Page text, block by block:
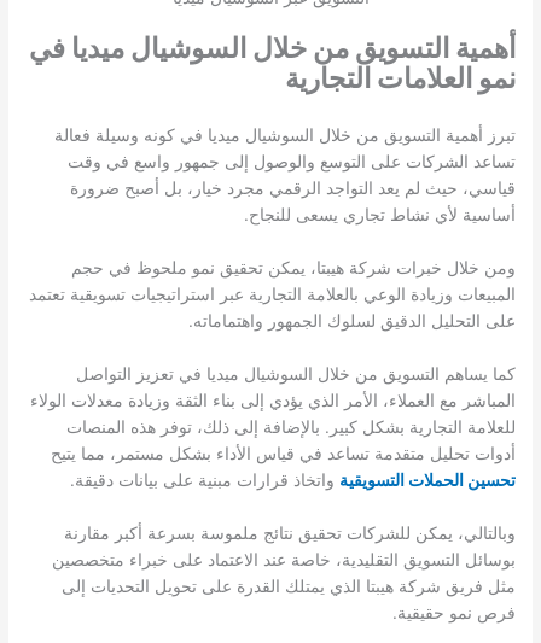
أهمية التسويق من خلال السوشيال ميديا في
نمو العلامات التجارية
تبرز أهمية التسويق من خلال السوشيال ميديا في كونه وسيلة فعالة
تساعد الشركات على التوسع والوصول إلى جمهور واسع في وقت
قياسي، حيث لم يعد التواجد الرقمي مجرد خيار، بل أصبح ضرورة
أساسية لأي نشاط تجاري يسعى للنجاح.
ومن خلال خبرات شركة هيبتا، يمكن تحقيق نمو ملحوظ في حجم
المبيعات وزيادة الوعي بالعلامة التجارية عبر استراتيجيات تسويقية تعتمد
على التحليل الدقيق لسلوك الجمهور واهتماماته.
كما يساهم التسويق من خلال السوشيال ميديا في تعزيز التواصل
المباشر مع العملاء، الأمر الذي يؤدي إلى بناء الثقة وزيادة معدلات الولاء
للعلامة التجارية بشكل كبير. بالإضافة إلى ذلك، توفر هذه المنصات
أدوات تحليل متقدمة تساعد في قياس الأداء بشكل مستمر، مما يتيح
تحسين الحملات التسويقية واتخاذ قرارات مبنية على بيانات دقيقة.
وبالتالي، يمكن للشركات تحقيق نتائج ملموسة بسرعة أكبر مقارنة
بوسائل التسويق التقليدية، خاصة عند الاعتماد على خبراء متخصصين
مثل فريق شركة هيبتا الذي يمتلك القدرة على تحويل التحديات إلى
فرص نمو حقيقية.